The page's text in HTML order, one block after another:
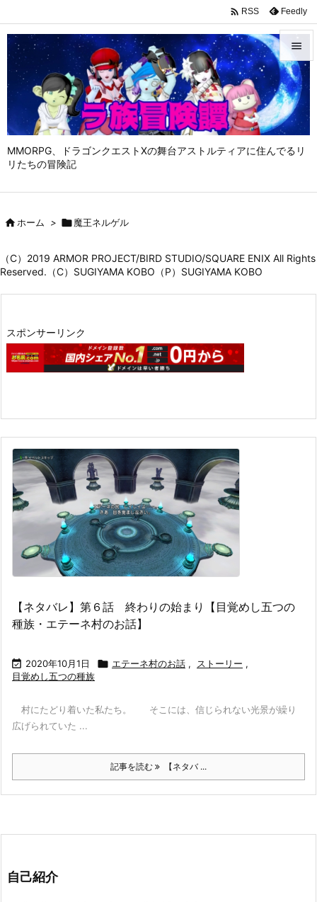
MMORPG、ドラゴンクエストⅩの舞台アストルティアに住んでるリ
リたちの冒険記


メニュ

サイド

 RSS Feedly
ホーム > 魔王ネルゲル
（C）2019 ARMOR PROJECT/BIRD STUDIO/SQUARE ENIX All Rights
Reserved.（C）SUGIYAMA KOBO（P）SUGIYAMA KOBO
スポンサーリンク
【ネタバレ】第６話 終わりの始まり【目覚めし五つの
種族・エテーネ村のお話】
 2020年10月1日  エテーネ村のお話 , ストーリー ,
目覚めし五つの種族
村にたどり着いた私たち。 そこには、信じられない光景が繰り
広げられていた ...
記事を読む 【ネタバ ...
自己紹介